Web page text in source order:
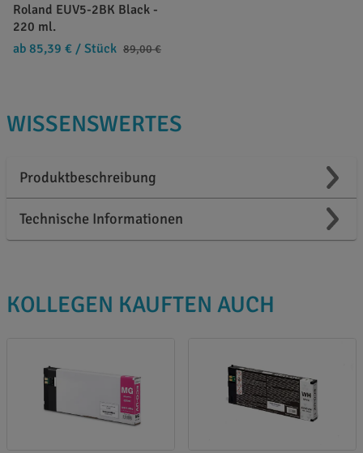
Roland EUV5-2BK Black -
220 ml.
ab 85,39 € / Stück 89,00 €
WISSENSWERTES
Produktbeschreibung
Technische Informationen
KOLLEGEN KAUFTEN AUCH